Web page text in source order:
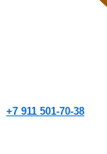
+7 911 501-70-38